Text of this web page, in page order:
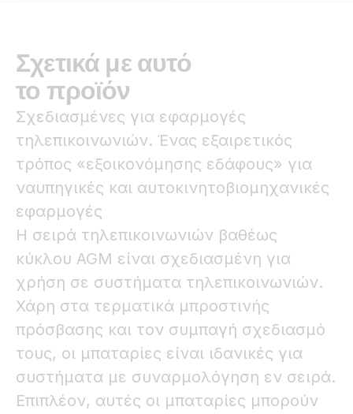
Σχετικά με αυτό
το προϊόν
Σχεδιασμένες για εφαρμογές
τηλεπικοινωνιών. Ένας εξαιρετικός
τρόπος «εξοικονόμησης εδάφους» για
ναυπηγικές και αυτοκινητοβιομηχανικές
εφαρμογές
Η σειρά τηλεπικοινωνιών βαθέως
κύκλου AGM είναι σχεδιασμένη για
χρήση σε συστήματα τηλεπικοινωνιών.
Χάρη στα τερματικά μπροστινής
πρόσβασης και τον συμπαγή σχεδιασμό
τους, οι μπαταρίες είναι ιδανικές για
συστήματα με συναρμολόγηση εν σειρά.
Επιπλέον, αυτές οι μπαταρίες μπορούν